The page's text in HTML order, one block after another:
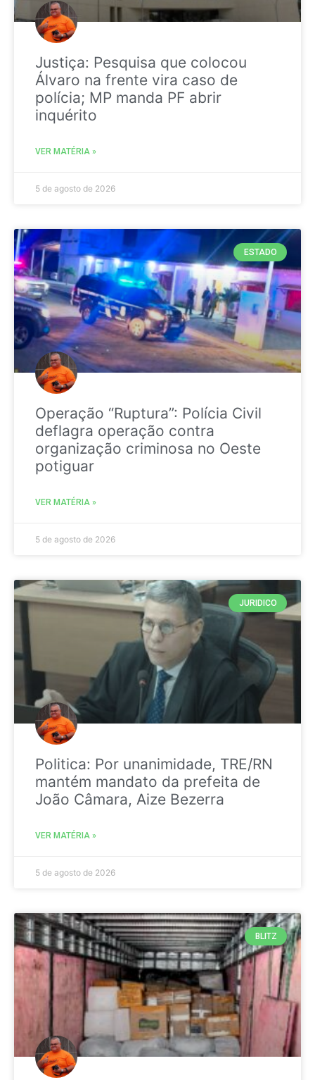
Justiça: Pesquisa que colocou
Álvaro na frente vira caso de
polícia; MP manda PF abrir
inquérito
VER MATÉRIA »
5 de agosto de 2026
ESTADO
Operação “Ruptura”: Polícia Civil
deflagra operação contra
organização criminosa no Oeste
potiguar
VER MATÉRIA »
5 de agosto de 2026
JURIDICO
Politica: Por unanimidade, TRE/RN
mantém mandato da prefeita de
João Câmara, Aize Bezerra
VER MATÉRIA »
5 de agosto de 2026
BLITZ